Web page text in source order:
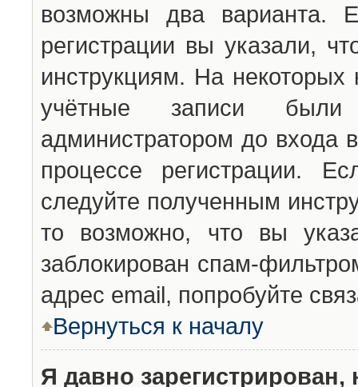
возможны два варианта.
регистрации вы указали,
инструкциям. На
учётные записи были
администратором до входа
процессе регистрации.
следуйте полученным
то возможно, что вы
заблокирован спам-
адрес email, попробуйте
Вернуться к началу
Я давно